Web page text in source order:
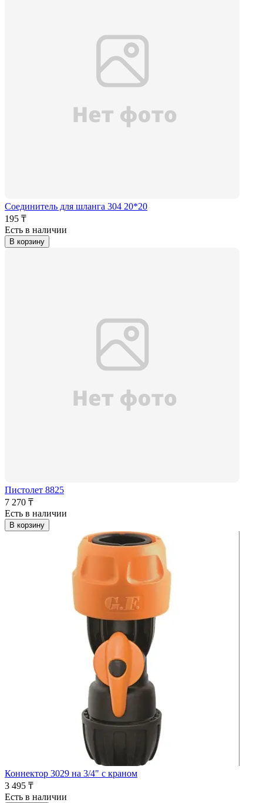
Соединитель для шланга 304 20*20
195 ₸
Есть в наличии
В корзину
Пистолет 8825
7 270 ₸
Есть в наличии
В корзину
Коннектор 3029 на 3/4" с краном
3 495 ₸
Есть в наличии